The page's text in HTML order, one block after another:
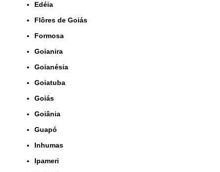
Edéia
Flôres de Goiás
Formosa
Goianira
Goianésia
Goiatuba
Goiás
Goiânia
Guapó
Inhumas
Ipameri